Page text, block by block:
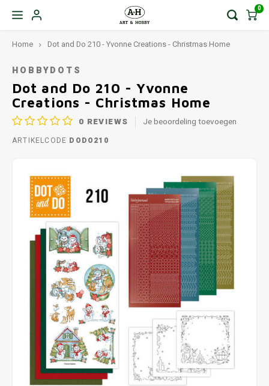
0
Home Dot and Do 210 - Yvonne Creations - Christmas Home
HOBBYDOTS
Dot and Do 210 - Yvonne
Creations - Christmas Home
0 REVIEWS Je beoordeling toevoegen
ARTIKELCODE DODO210